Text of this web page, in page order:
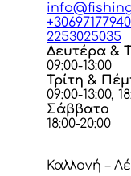
2253025035
Δευτέρα &
09:00-13:00
Τρίτη &
09:00-13:00,
Σάββατο
18:00-20:00
Καλλονή –